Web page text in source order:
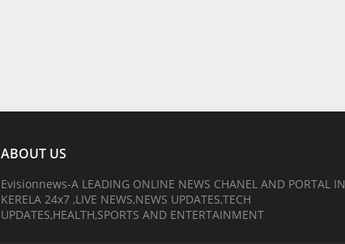
ABOUT US
Evisionnews-A LEADING ONLINE NEWS CHANEL AND PORTAL IN
KERELA 24x7 ,LIVE NEWS,NEWS UPDATES,TECH
UPDATES,HEALTH,SPORTS AND ENTERTAINMENT